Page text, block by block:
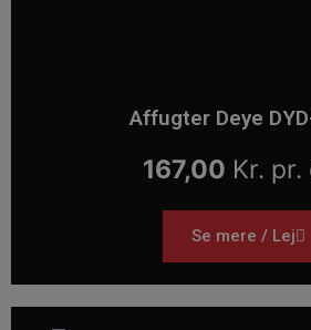
Affugter Deye
167,00 Kr. pr.
Se mere / Lej